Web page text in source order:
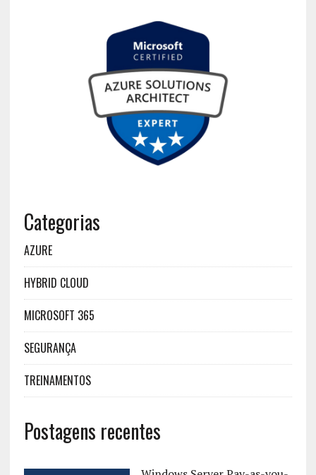
Categorias
AZURE
HYBRID CLOUD
MICROSOFT 365
SEGURANÇA
TREINAMENTOS
Postagens recentes